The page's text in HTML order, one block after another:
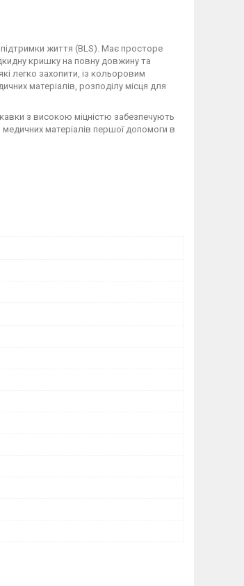
підтримки життя (BLS). Має просторе
кришку на повну довжину та
легко захопити, із кольоровим
матеріалів, розподілу місця для
з високою міцністю забезпечують
медичних матеріалів першої допомоги в